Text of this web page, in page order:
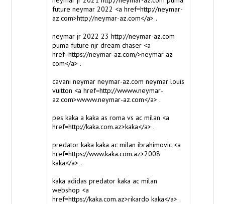
future neymar 2022 <a href=http://neymar-
az.com>http://neymar-az.com</a> .
neymar jr 2022 23http://neymar-az.com
puma future njr dream chaser <a
href=https://neymar-az.com/>neymar az
com</a> .
cavani neymarneymar-az.com neymar louis
vuitton <a href=http://wwww.neymar-
az.com>wwww.neymar-az.com</a> .
pes kaka a kaka as roma vs ac milan <a
href=http://kaka.com.az>kaka</a> .
predator kakakaka ac milan ibrahimovic <a
href=https://www.kaka.com.az>2008
kaka</a> .
kaka adidas predatorkaka ac milan
webshop <a
href=https://kaka.com.az>rikardo kaka</a> .